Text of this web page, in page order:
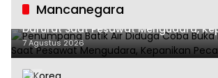
Mancanegara
Penumpang Batik Air Diduga Coba
Darurat Saat Pesawat Mengudara,
di Dalam Kabin
7 Agustus 2026